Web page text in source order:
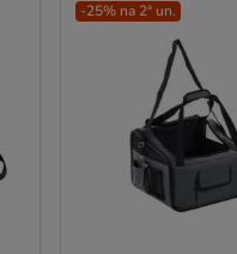
-25% na 2ª un.